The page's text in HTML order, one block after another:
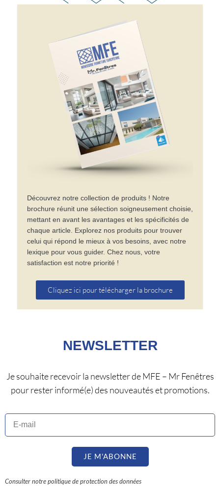
Découvrez notre collection de produits ! Notre
brochure réunit une sélection soigneusement choisie,
mettant en avant les avantages et les spécificités de
chaque article. Explorez nos produits pour trouver
celui qui répond le mieux à vos besoins, avec notre
lexique pour vous guider. Chez nous, votre
satisfaction est notre priorité !
Cliquez ici pour télécharger la brochure
NEWSLETTER
Je souhaite recevoir la newsletter de MFE – Mr Fenêtres
pour rester informé(e) des nouveautés et promotions.
JE M'ABONNE
Consulter notre politique de protection des données